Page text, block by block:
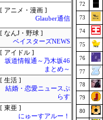
[ アニメ・漫画 ]
Glauber通信
[ なんJ・野球 ]
ベイスターズNEWS
[ アイドル ]
坂道情報通～乃木坂46
まとめ～
[ 生活 ]
結婚・恋愛ニュースぷ
らす
[ 東亜 ]
にゅーすアルー！
72
73
74
75
76
77
78
79
80